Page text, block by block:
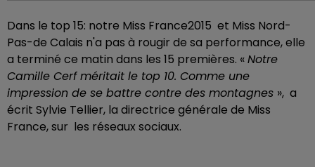
Dans le top 15: notre Miss France2015 et Miss Nord-
Pas-de Calais n'a pas à rougir de sa performance, elle
a terminé ce matin dans les 15 premières. «Notre
Camille Cerf méritait le top 10. Comme une
impression de se battre contre des montagnes », a
écrit Sylvie Tellier, la directrice générale de Miss
France, sur les réseaux sociaux.